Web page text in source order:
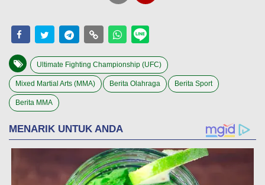
Ultimate Fighting Championship (UFC)
Mixed Martial Arts (MMA) Berita Olahraga Berita Sport
Berita MMA